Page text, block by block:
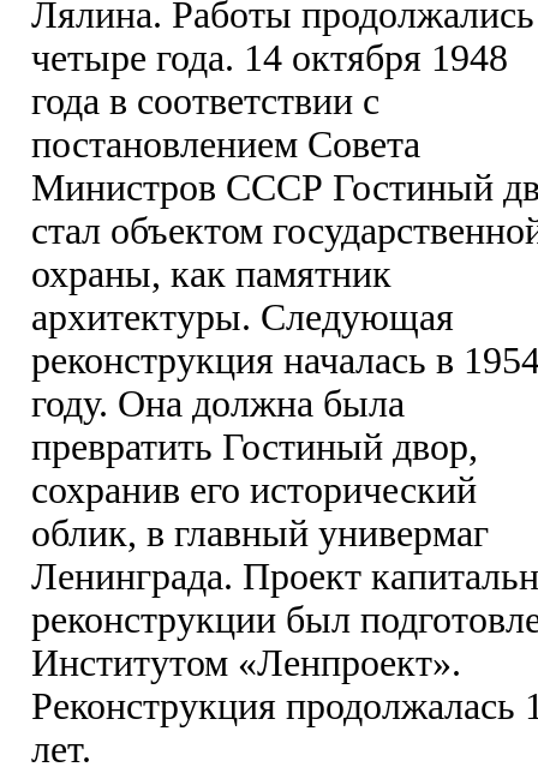
Лялина. Работы продолжались
четыре года. 14 октября 1948
года в соответствии с
постановлением Совета
Министров СССР Гостиный
стал объектом
охраны, как памятник
архитектуры. Следующая
реконструкция началась в
году. Она должна была
превратить Гостиный двор,
сохранив его исторический
облик, в главный универмаг
Ленинграда. Проект
реконструкции был
Институтом «Ленпроект».
Реконструкция продолжалась
лет.